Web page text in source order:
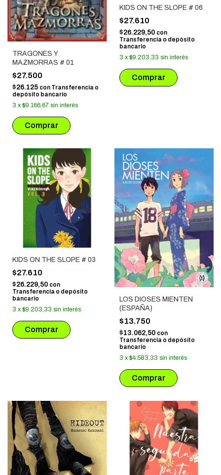
TRAGONES Y
MAZMORRAS # 01
$27.500
$26.125 con Transferencia o
depósito bancario
3 x $9.166,67 sin interés
KIDS ON THE SLOPE # 06
$27.610
$26.229,50 con
Transferencia o depósito
bancario
3 x $9.203,33 sin interés
KIDS ON THE SLOPE # 03
$27.610
$26.229,50 con
Transferencia o depósito
bancario
3 x $9.203,33 sin interés
LOS DIOSES MIENTEN
(ESPAÑA)
$13.750
$13.062,50 con
Transferencia o depósito
bancario
3 x $4.583,33 sin interés